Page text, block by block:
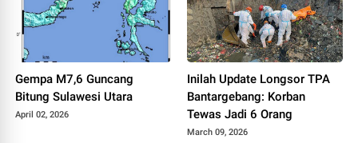
Gempa M7,6 Guncang
Bitung Sulawesi Utara
April 02, 2026
Inilah Update Longsor TPA
Bantargebang: Korban
Tewas Jadi 6 Orang
March 09, 2026